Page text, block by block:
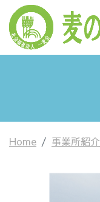
Home 事業所紹介